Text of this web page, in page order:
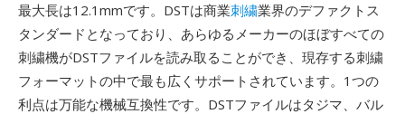
最大長は12.1mmです。DSTは商業刺繍業界のデファクトス
タンダードとなっており、あらゆるメーカーのほぼすべての
刺繍機がDSTファイルを読み取ることができ、現存する刺繍
フォーマットの中で最も広くサポートされています。1つの
利点は万能な機械互換性です。DSTファイルはタジマ、バル